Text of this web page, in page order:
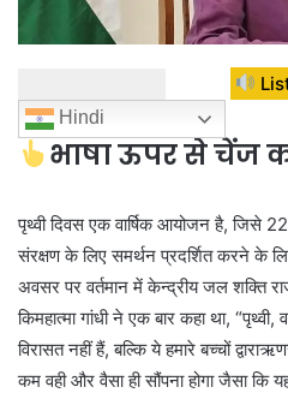
Hindi
भाषा ऊपर से चेंज
पृथ्वी दिवस एक वार्षिक आयोजन है, जिसे
संरक्षण के लिए समर्थन प्रदर्शित करने के
अवसर पर वर्तमान में केन्द्रीय जल शक्ति
किमहात्मा गांधी ने एक बार कहा था,
विरासत नहीं हैं, बल्कि ये हमारे बच्चों
कम वही और वैसा ही सौंपना होगा जैसा कि